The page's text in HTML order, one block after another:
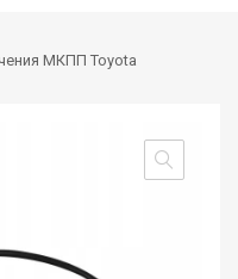
МКПП Toyota